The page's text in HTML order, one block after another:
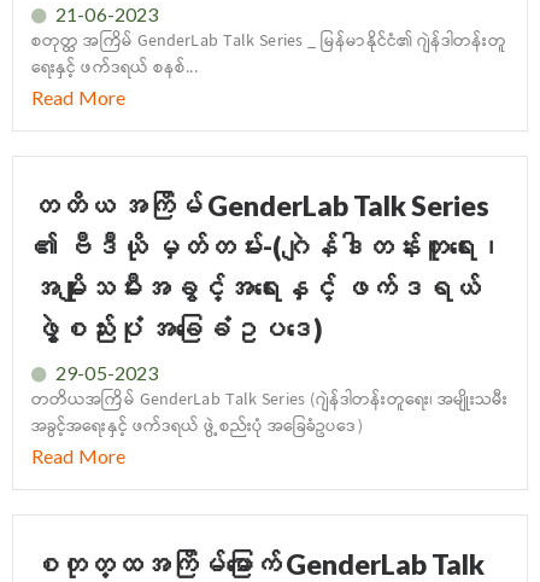
21-06-2023
စတုတ္ထ အကြိမ် GenderLab Talk Series _ မြန်မာနိုင်ငံ၏ ဂျဲန်ဒါတန်းတူ
ရေးနှင့် ဖက်ဒရယ် စနစ်...
Read More
တတိယ အကြိမ် GenderLab Talk Series
၏ ဗီဒီယို မှတ်တမ်း-(ဂျဲန်ဒါတန်းတူရေး၊
အမျိုးသမီးအခွင့်အရေးနှင့် ဖက်ဒရယ်
ဖွဲ့စည်းပုံ အခြေခံဥပဒေ)
29-05-2023
တတိယအကြိမ် GenderLab Talk Series (ဂျဲန်ဒါတန်းတူရေး၊ အမျိုးသမီး
အခွင့်အရေးနှင့် ဖက်ဒရယ် ဖွဲ့စည်းပုံ အခြေခံဥပဒေ)
Read More
စတုတ္ထအကြိမ်မြောက် GenderLab Talk